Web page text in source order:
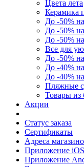
Цвета лета
Керамика
До -50%
До -50%
До -50%
Все для
До -50%
До -40%
До -40%
Пляжные
Товары из
Акции
Статус заказа
Сертификаты
Адреса
Приложение iOS
Приложение